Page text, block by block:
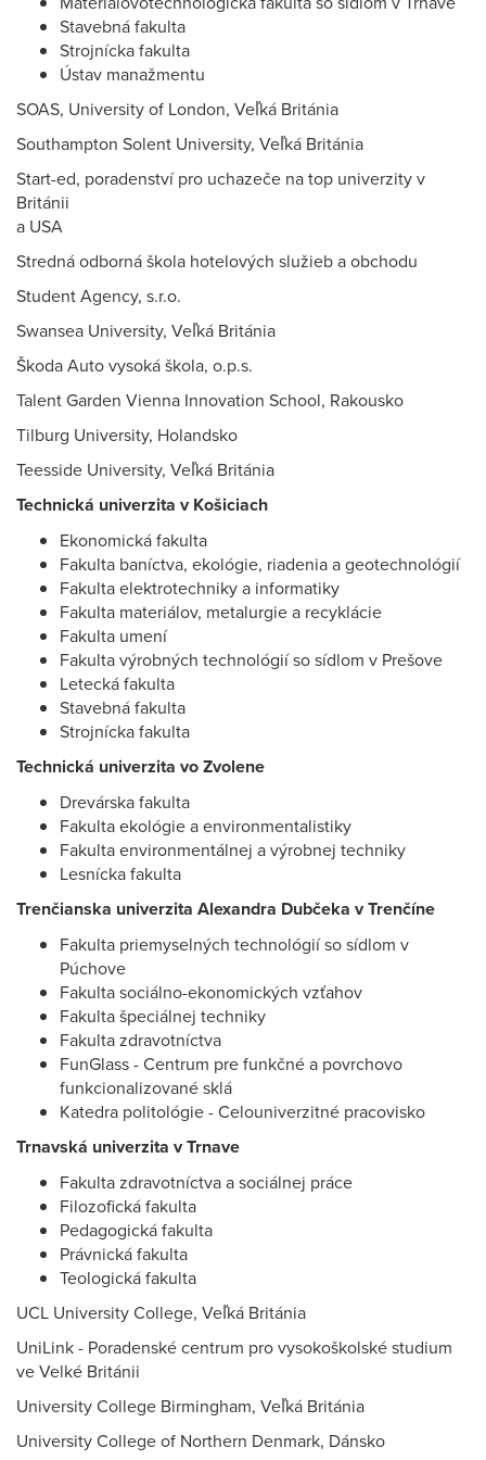
Stavebná fakulta
Strojnícka fakulta
Ústav manažmentu
SOAS, University of London, Veľká Británia
Southampton Solent University, Veľká Británia
Start-ed, poradenství pro uchazeče na top univerzity v
Británii
a USA
Stredná odborná škola hotelových služieb a obchodu
Student Agency, s.r.o.
Swansea University, Veľká Británia
Škoda Auto vysoká škola, o.p.s.
Talent Garden Vienna Innovation School, Rakousko
Tilburg University, Holandsko
Teesside University, Veľká Británia
Technická univerzita v Košiciach
Ekonomická fakulta
Fakulta baníctva, ekológie, riadenia a geotechnológií
Fakulta elektrotechniky a informatiky
Fakulta materiálov, metalurgie a recyklácie
Fakulta umení
Fakulta výrobných technológií so sídlom v Prešove
Letecká fakulta
Stavebná fakulta
Strojnícka fakulta
Technická univerzita vo Zvolene
Drevárska fakulta
Fakulta ekológie a environmentalistiky
Fakulta environmentálnej a výrobnej techniky
Lesnícka fakulta
Trenčianska univerzita Alexandra Dubčeka v Trenčíne
Fakulta priemyselných technológií so sídlom v
Púchove
Fakulta sociálno-ekonomických vzťahov
Fakulta špeciálnej techniky
Fakulta zdravotníctva
FunGlass - Centrum pre funkčné a povrchovo
funkcionalizované sklá
Katedra politológie - Celouniverzitné pracovisko
Trnavská univerzita v Trnave
Fakulta zdravotníctva a sociálnej práce
Filozofická fakulta
Pedagogická fakulta
Právnická fakulta
Teologická fakulta
UCL University College, Veľká Británia
UniLink - Poradenské centrum pro vysokoškolské studium
ve Velké Británii
University College Birmingham, Veľká Británia
University College of Northern Denmark, Dánsko